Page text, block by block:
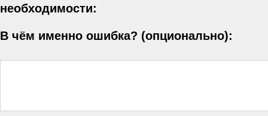
необходимости:
В чём именно ошибка? (опционально):